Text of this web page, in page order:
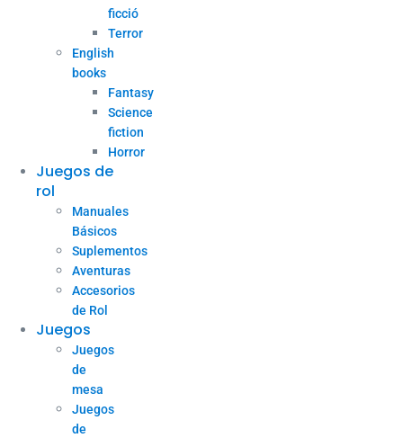
ficció
Terror
English
books
Fantasy
Science
fiction
Horror
Juegos de
rol
Manuales
Básicos
Suplementos
Aventuras
Accesorios
de Rol
Juegos
Juegos
de
mesa
Juegos
de